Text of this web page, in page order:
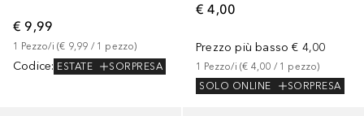
€ 9,99
1 Pezzo/i (€ 9,99 / 1 pezzo)
Codice: ESTATE SORPRESA
€ 4,00
Prezzo più basso € 4,00
1 Pezzo/i (€ 4,00 / 1 pezzo)
SOLO ONLINE
SORPRESA